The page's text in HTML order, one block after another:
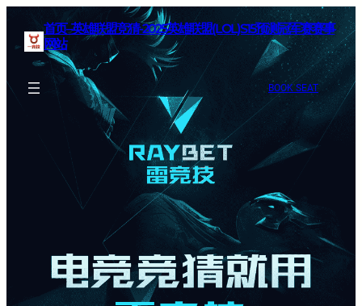
首页–英雄联盟竞猜-2025英雄联盟(LOL)S15预测冠军赛赛事
网站
BOOK SEAT